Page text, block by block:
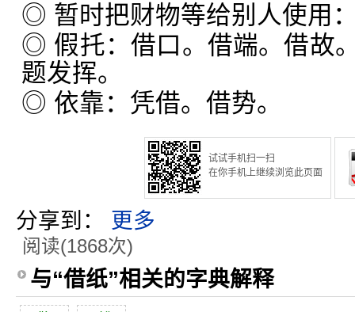
◎ 暂时把财物等给别人使用
◎ 假托：借口。借端。借故
题发挥。
◎ 依靠：凭借。借势。
试试手机扫一扫
在你手机上继续浏览此页面
分享到： 更多
阅读(1868次)
与“借纸”相关的字典解释